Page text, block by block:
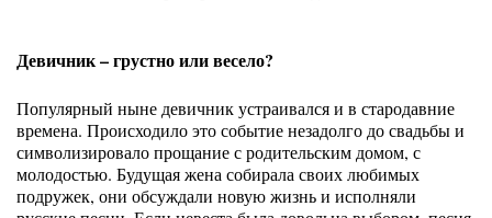
Девичник – грустно или весело?
Популярный ныне девичник устраивался и в стародавние
времена. Происходило это событие незадолго до свадьбы и
символизировало прощание с родительским домом, с
молодостью. Будущая жена собирала своих любимых
подружек, они обсуждали новую жизнь и исполняли